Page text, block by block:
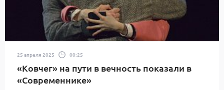
25 апреля 2025 00:25
«Ковчег» на пути в вечность показали в
«Современнике»